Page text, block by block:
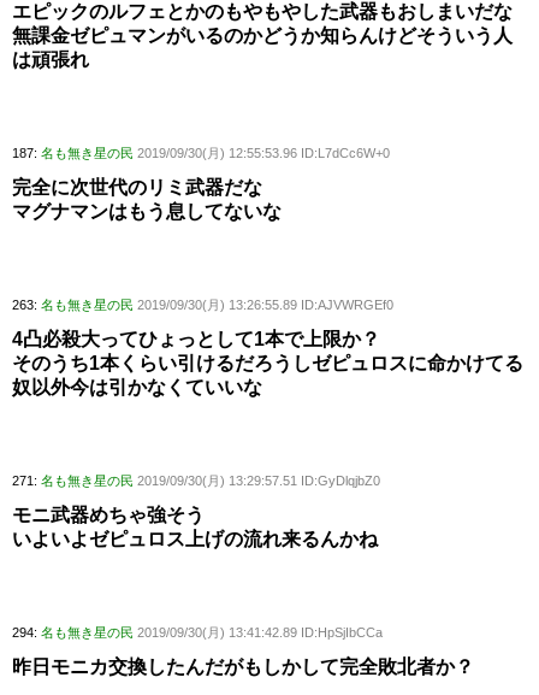
エピックのルフェとかのもやもやした武器もおしまいだな
無課金ゼピュマンがいるのかどうか知らんけどそういう人
は頑張れ
187: 名も無き星の民 2019/09/30(月) 12:55:53.96 ID:L7dCc6W+0
完全に次世代のリミ武器だな
マグナマンはもう息してないな
263: 名も無き星の民 2019/09/30(月) 13:26:55.89 ID:AJVWRGEf0
4凸必殺大ってひょっとして1本で上限か？
そのうち1本くらい引けるだろうしゼピュロスに命かけてる
奴以外今は引かなくていいな
271: 名も無き星の民 2019/09/30(月) 13:29:57.51 ID:GyDlqjbZ0
モニ武器めちゃ強そう
いよいよゼピュロス上げの流れ来るんかね
294: 名も無き星の民 2019/09/30(月) 13:41:42.89 ID:HpSjIbCCa
昨日モニカ交換したんだがもしかして完全敗北者か？